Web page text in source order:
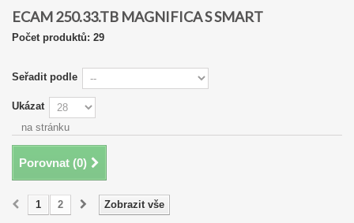
ECAM 250.33.TB MAGNIFICA S SMART
Počet produktů: 29
Seřadit podle
Ukázat
na stránku
Porovnat (0)
Zobrazit vše
1 2